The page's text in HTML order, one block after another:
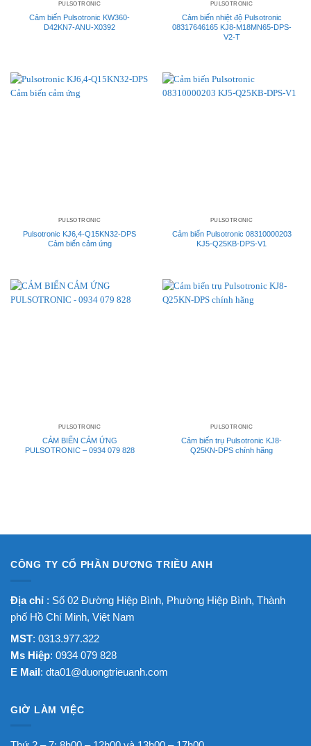
PULSOTRONIC
Cảm biến Pulsotronic KW360-
D42KN7-ANU-X0392
PULSOTRONIC
Cảm biến nhiệt độ Pulsotronic
08317646165 KJ8-M18MN65-DPS-
V2-T
PULSOTRONIC
Pulsotronic KJ6,4-Q15KN32-DPS
Cảm biến cảm ứng
PULSOTRONIC
Cảm biến Pulsotronic 08310000203
KJ5-Q25KB-DPS-V1
PULSOTRONIC
CẢM BIẾN CẢM ỨNG
PULSOTRONIC – 0934 079 828
PULSOTRONIC
Cảm biến trụ Pulsotronic KJ8-
Q25KN-DPS chính hãng
CÔNG TY CỔ PHẦN DƯƠNG TRIỀU ANH
Địa chỉ : Số 02 Đường Hiệp Bình, Phường Hiệp Bình, Thành
phố Hồ Chí Minh, Việt Nam
MST: 0313.977.322
Ms Hiệp: 0934 079 828
E Mail: dta01@duongtrieuanh.com
GIỜ LÀM VIỆC